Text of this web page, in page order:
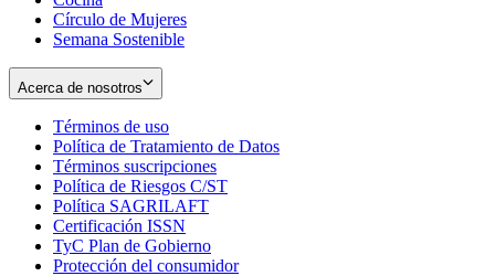
Círculo de Mujeres
Semana Sostenible
Acerca de nosotros
Términos de uso
in
new
window
Política de Tratamiento de Datos
Términos suscripciones
in
Política de Riesgos C/ST
Política SAGRILAFT
new
window
Certificación ISSN
in
new
TyC Plan de Gobierno
in
Protección del consumidorOpens